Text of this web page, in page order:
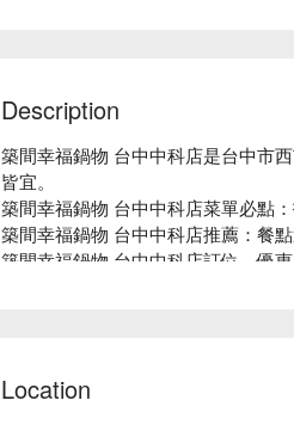
Description
築間幸福鍋物 台中中科店是台中市
皆宜。
築間幸福鍋物 台中中科店菜單必點
築間幸福鍋物 台中中科店推薦：餐
築間幸福鍋物 台中中科店訂位、優
Location